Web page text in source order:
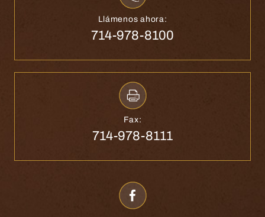
Llámenos ahora:
714-978-8100
Fax:
714-978-8111